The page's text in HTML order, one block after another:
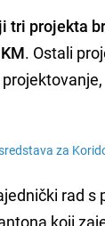
tri projekta
. Ostali
za
rad
koji